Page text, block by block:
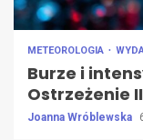
METEOROLOGIA
Burze i
Ostrzeżenie
Joanna Wróblewska